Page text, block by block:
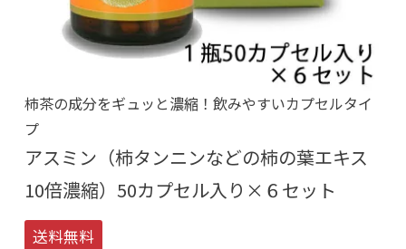
柿茶の成分をギュッと濃縮！飲みやすいカプセルタイ
プ
アスミン（柿タンニンなどの柿の葉エキス
10倍濃縮）50カプセル入り×６セット
送料無料